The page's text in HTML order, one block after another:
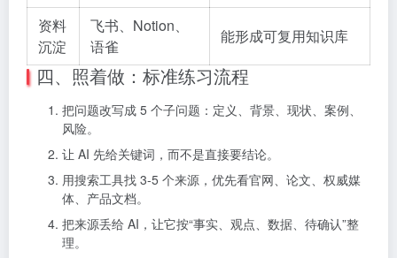
资料
沉淀
飞书、Notion、
语雀
能形成可复用知识库
四、照着做：标准练习流程
把问题改写成 5 个子问题：定义、背景、现状、案例、
风险。
让 AI 先给关键词，而不是直接要结论。
用搜索工具找 3-5 个来源，优先看官网、论文、权威媒
体、产品文档。
把来源丢给 AI，让它按“事实、观点、数据、待确认”整
理。